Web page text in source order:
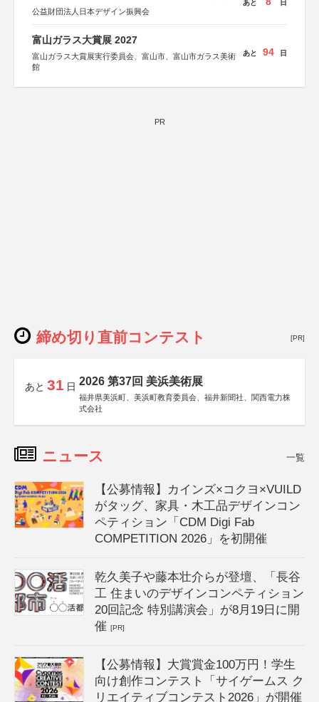
公益財団法人日本デザイン振興会
あと 日
富山ガラス大賞展 2027
富山ガラス大賞展実行委員会、富山市、富山市ガラス美術
館
あと 94 日
PR
締め切り直前コンテスト [PR]
あと 31 日 2026 第37回 美浜美術展
福井県美浜町、美浜町教育委員会、福井新聞社、関西電力株
式会社
ニュース 一覧
【公募情報】カインズ×コクヨ×VUILD
がタッグ、家具・木工品デザインコン
ペティション「CDM Digi Fab
COMPETITION 2026」を初開催
乾久美子や藤本壮介らが登壇、「長谷
工 住まいのデザインコンペティション
20回記念 特別講演会」が8月19日に開
催[PR]
【公募情報】大賞賞金100万円！学生
向け創作コンテスト「サイゲームス ク
リエイティブコンテスト2026」が開催